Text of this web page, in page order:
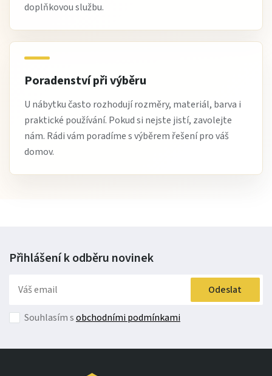
doplňkovou službu.
Poradenství při výběru
U nábytku často rozhodují rozměry, materiál, barva i
praktické používání. Pokud si nejste jistí, zavolejte
nám. Rádi vám poradíme s výběrem řešení pro váš
domov.
Přihlášení k odběru novinek
Odeslat
Souhlasím sobchodními podmínkami